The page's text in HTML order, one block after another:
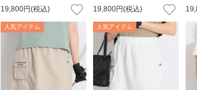
19,800円(税込) 19,800円(税込)
人気アイテム 人気アイテム